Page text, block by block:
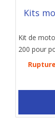
Kits
Kit de
200 pour